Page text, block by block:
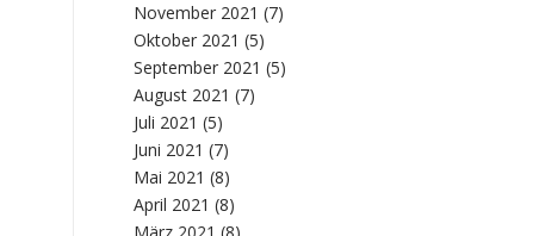
November 2021 (7)
Oktober 2021 (5)
September 2021 (5)
August 2021 (7)
Juli 2021 (5)
Juni 2021 (7)
Mai 2021 (8)
April 2021 (8)